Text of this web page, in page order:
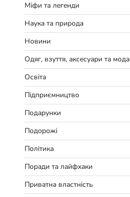
Міфи та легенди
Наука та природа
Новини
Одяг, взуття, аксесуари та мода
Освіта
Підприємництво
Подарунки
Подорожі
Політика
Поради та лайфхаки
Приватна властність